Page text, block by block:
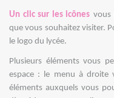
Un clic sur les icônes vous
que vous souhaitez visiter.
le logo du lycée.
Plusieurs éléments vous
espace : le menu à droite
éléments auxquels vous